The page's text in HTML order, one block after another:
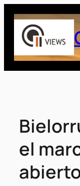
Saltar
contenido
el